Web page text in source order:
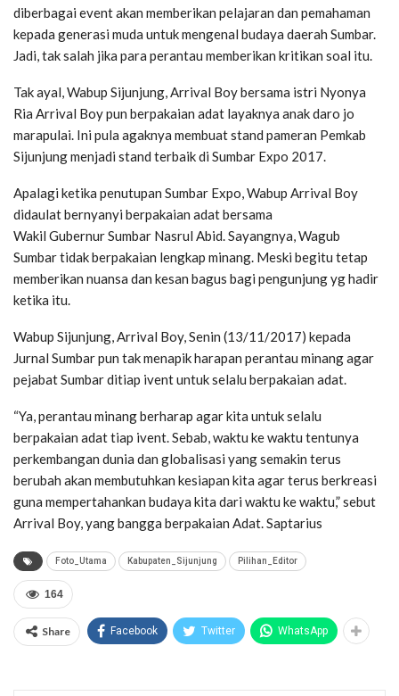
diberbagai event akan memberikan pelajaran dan pemahaman
kepada generasi muda untuk mengenal budaya daerah Sumbar.
Jadi, tak salah jika para perantau memberikan kritikan soal itu.
Tak ayal, Wabup Sijunjung, Arrival Boy bersama istri Nyonya
Ria Arrival Boy pun berpakaian adat layaknya anak daro jo
marapulai. Ini pula agaknya membuat stand pameran Pemkab
Sijunjung menjadi stand terbaik di Sumbar Expo 2017.
Apalagi ketika penutupan Sumbar Expo, Wabup Arrival Boy
didaulat bernyanyi berpakaian adat bersama
Wakil Gubernur Sumbar Nasrul Abid. Sayangnya, Wagub
Sumbar tidak berpakaian lengkap minang. Meski begitu tetap
memberikan nuansa dan kesan bagus bagi pengunjung yg hadir
ketika itu.
Wabup Sijunjung, Arrival Boy, Senin (13/11/2017) kepada
Jurnal Sumbar pun tak menapik harapan perantau minang agar
pejabat Sumbar ditiap ivent untuk selalu berpakaian adat.
“Ya, perantau minang berharap agar kita untuk selalu
berpakaian adat tiap ivent. Sebab, waktu ke waktu tentunya
perkembangan dunia dan globalisasi yang semakin terus
berubah akan membutuhkan kesiapan kita agar terus berkreasi
guna mempertahankan budaya kita dari waktu ke waktu,” sebut
Arrival Boy, yang bangga berpakaian Adat. Saptarius
Foto_Utama Kabupaten_Sijunjung Pilihan_Editor
164
Share Facebook Twitter WhatsApp